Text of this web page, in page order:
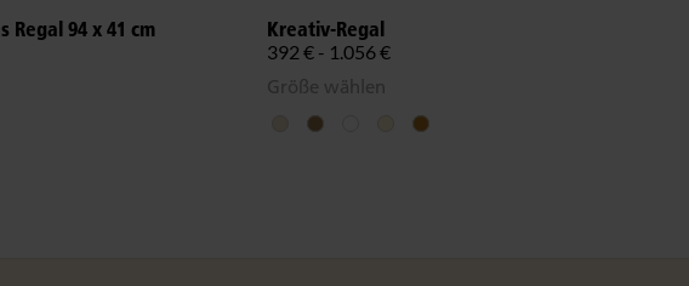
Regal 94 x 41 cm Kreativ-Regal
392 € - 1.056 €
Größe wählen